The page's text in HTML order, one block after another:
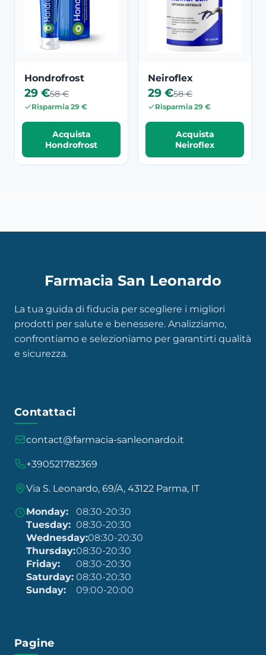
Hondrofrost
29 €58 €
Risparmia 29 €
Acquista
Hondrofrost
Neiroflex
29 €58 €
Risparmia 29 €
Acquista
Neiroflex
Farmacia San Leonardo
La tua guida di fiducia per scegliere i migliori
prodotti per salute e benessere. Analizziamo,
confrontiamo e selezioniamo per garantirti qualità
e sicurezza.
Contattaci
contact@farmacia-sanleonardo.it
+390521782369
Via S. Leonardo, 69/A, 43122 Parma, IT
Monday:
08:30-20:30
Tuesday: 08:30-20:30
Wednesday:08:30-20:30
Thursday:08:30-20:30
Friday:
08:30-20:30
Saturday: 08:30-20:30
Sunday:
09:00-20:00
Pagine